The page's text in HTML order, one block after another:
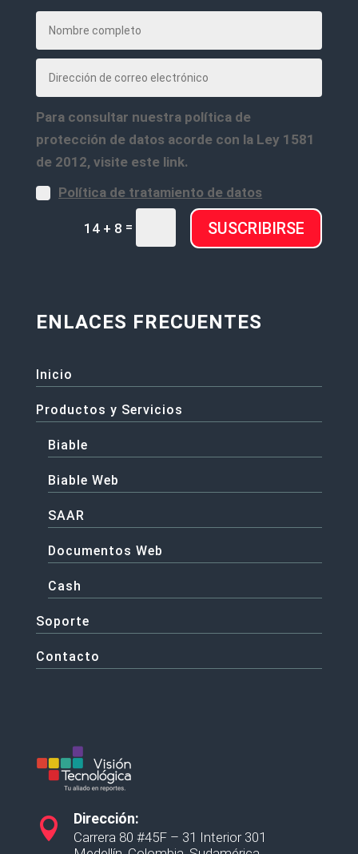
Para consultar nuestra política de
protección de datos acorde con la Ley 1581
de 2012, visite este link.
Política de tratamiento de datos
14 + 8 = SUSCRIBIRSE
ENLACES FRECUENTES
Inicio
Productos y Servicios
Biable
Biable Web
SAAR
Documentos Web
Cash
Soporte
Contacto
 Dirección:
Carrera 80 #45F – 31 Interior 301